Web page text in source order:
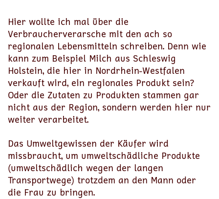
Hier wollte ich mal über die
Verbraucherverarsche mit den ach so
regionalen Lebensmitteln schreiben. Denn wie
kann zum Beispiel Milch aus Schleswig
Holstein, die hier in Nordrhein-Westfalen
verkauft wird, ein regionales Produkt sein?
Oder die Zutaten zu Produkten stammen gar
nicht aus der Region, sondern werden hier nur
weiter verarbeitet.
Das Umweltgewissen der Käufer wird
missbraucht, um umweltschädliche Produkte
(umwelt­schäd­lich wegen der langen
Transportwege) trotzdem an den Mann oder
die Frau zu bringen.